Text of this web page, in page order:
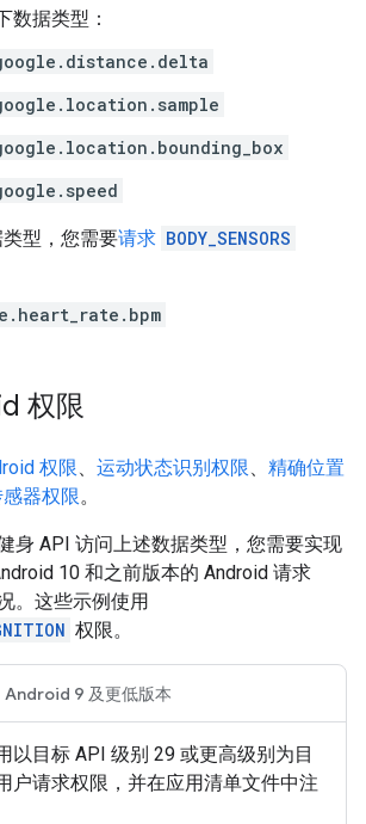
数据类型：
型，您需要请求 BODY_SENSORS
权限
权限、 运动状态识别权限、 精确位置
器权限。
身 API 访问上述数据类型，您需要实现
10 和之前版本的 Android 请求
。这些示例使用
权限。
Android 9 及更低版本
以目标 API 级别 29 或更高级别为目
户请求权限，并在应用清单文件中注